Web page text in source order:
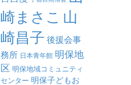
崎まさこ 山
崎昌子 後援会事
務所 日本青年館 明保地
区 明保地域コミュニティ
センター 明保子どもお